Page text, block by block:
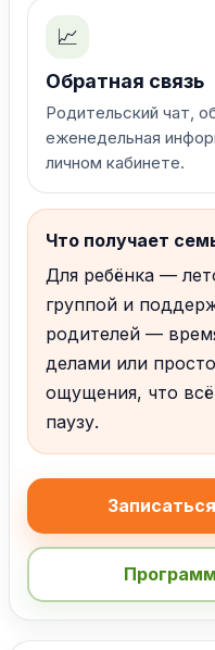
📈
Обратная связь
Родительский чат,
еженедельная
личном кабинете.
Что получает
Для ребёнка —
группой и
родителей —
делами или
ощущения, что
паузу.